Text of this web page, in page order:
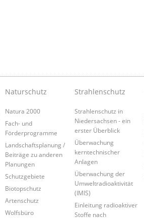
Naturschutz
Natura 2000
Fach- und
Förderprogramme
Landschaftsplanung /
Beiträge zu anderen
Planungen
Schutzgebiete
Biotopschutz
Artenschutz
Wolfsbüro
Strahlenschutz
Strahlenschutz in
Niedersachsen - ein
erster Überblick
Überwachung
kerntechnischer
Anlagen
Überwachung der
Umweltradioaktivität
(IMIS)
Einleitung radioaktiver
Stoffe nach